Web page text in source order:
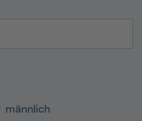
männlich